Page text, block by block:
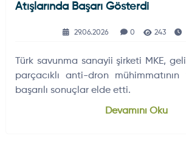
Atışlarında Başarı Gösterdi
29.06.2026 0 243
Türk savunma sanayii şirketi MKE,
parçacıklı anti-dron mühimmatının
başarılı sonuçlar elde etti.
Devamını Oku